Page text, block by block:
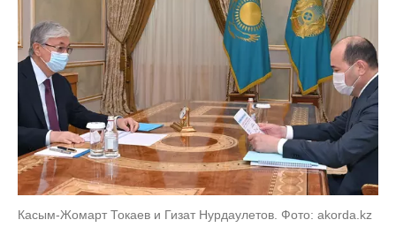
Касым-Жомарт Токаев и Гизат Нурдаулетов. Фото: akorda.kz